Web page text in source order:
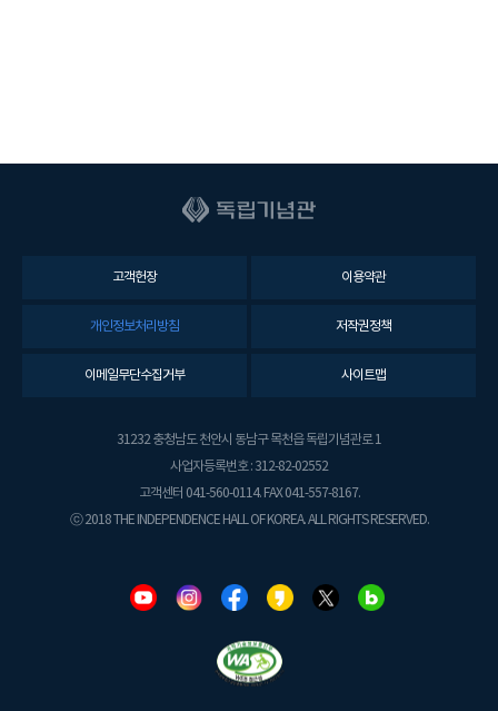
고객헌장 이용약관
개인정보처리방침 저작권정책
이메일무단수집거부 사이트맵
31232 충청남도 천안시 동남구 목천읍 독립기념관로 1
사업자등록번호 : 312-82-02552
고객센터 041-560-0114. FAX 041-557-8167.
ⓒ 2018 THE INDEPENDENCE HALL OF KOREA. ALL RIGHTS RESERVED.